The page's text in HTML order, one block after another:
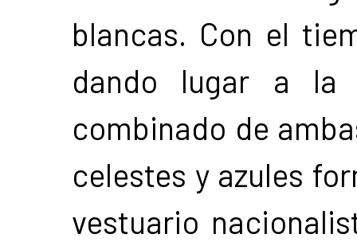
blancas. Con el
dando lugar a
combinado de
celestes y azules
vestuario